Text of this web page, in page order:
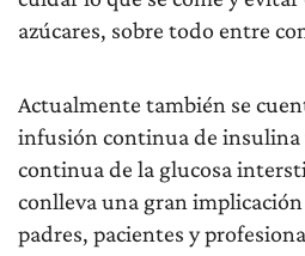
azúcares, sobre todo entre
Actualmente también se
infusión continua de
continua de la glucosa
conlleva una gran
padres, pacientes y